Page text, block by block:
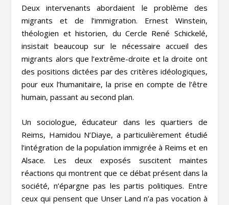
Deux intervenants abordaient le problème des
migrants et de l’immigration. Ernest Winstein,
théologien et historien, du Cercle René Schickelé,
insistait beaucoup sur le nécessaire accueil des
migrants alors que l’extrême-droite et la droite ont
des positions dictées par des critères idéologiques,
pour eux l’humanitaire, la prise en compte de l’être
humain, passant au second plan.
Un sociologue, éducateur dans les quartiers de
Reims, Hamidou N’Diaye, a particulièrement étudié
l’intégration de la population immigrée à Reims et en
Alsace. Les deux exposés suscitent maintes
réactions qui montrent que ce débat présent dans la
société, n’épargne pas les partis politiques. Entre
ceux qui pensent que Unser Land n’a pas vocation à